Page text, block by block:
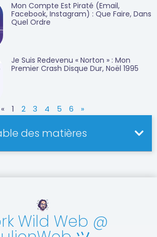
Mon Compte Est Piraté (email,
Facebook, Instagram) : Que Faire, Dans
Quel Ordre
Je Suis Redevenu « Norton » : Mon
Premier Crash Disque Dur, Noël 1995
« 1 2 3 4 5 6 »
des matières
Wild Web @